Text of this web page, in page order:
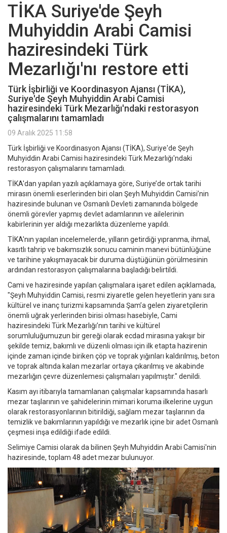
TİKA Suriye'de Şeyh
Muhyiddin Arabi Camisi
haziresindeki Türk
Mezarlığı'nı restore etti
Türk İşbirliği ve Koordinasyon Ajansı (TİKA),
Suriye'de Şeyh Muhyiddin Arabi Camisi
haziresindeki Türk Mezarlığı'ndaki restorasyon
çalışmalarını tamamladı
09 Aralık 2025 11:58
Türk İşbirliği ve Koordinasyon Ajansı (TİKA), Suriye'de Şeyh
Muhyiddin Arabi Camisi haziresindeki Türk Mezarlığı'ndaki
restorasyon çalışmalarını tamamladı.
TİKA'dan yapılan yazılı açıklamaya göre, Suriye’de ortak tarihi
mirasın önemli eserlerinden biri olan Şeyh Muhyiddin Camisi’nin
haziresinde bulunan ve Osmanlı Devleti zamanında bölgede
önemli görevler yapmış devlet adamlarının ve ailelerinin
kabirlerinin yer aldığı mezarlıkta düzenleme yapıldı.
TİKA'nın yapılan incelemelerde, yılların getirdiği yıpranma, ihmal,
kasıtlı tahrip ve bakımsızlık sonucu caminin manevi bütünlüğüne
ve tarihine yakışmayacak bir duruma düştüğünün görülmesinin
ardından restorasyon çalışmalarına başladığı belirtildi.
Cami ve haziresinde yapılan çalışmalara işaret edilen açıklamada,
"Şeyh Muhyiddin Camisi, resmi ziyaretle gelen heyetlerin yanı sıra
kültürel ve inanç turizmi kapsamında Şam’a gelen ziyaretçilerin
önemli uğrak yerlerinden birisi olması hasebiyle, Cami
haziresindeki Türk Mezarlığı’nın tarihi ve kültürel
sorumluluğumuzun bir gereği olarak ecdad mirasına yakışır bir
şekilde temiz, bakımlı ve düzenli olması için ilk etapta hazirenin
içinde zaman içinde biriken çöp ve toprak yığınları kaldırılmış, beton
ve toprak altında kalan mezarlar ortaya çıkarılmış ve akabinde
mezarlığın çevre düzenlemesi çalışmaları yapılmıştır." denildi.
Kasım ayı itibarıyla tamamlanan çalışmalar kapsamında hasarlı
mezar taşlarının ve şahidelerinin mimari koruma ilkelerine uygun
olarak restorasyonlarının bitirildiği, sağlam mezar taşlarının da
temizlik ve bakımlarının yapıldığı ve mezarlık içine bir adet Osmanlı
çeşmesi inşa edildiği ifade edildi.
Selimiye Camisi olarak da bilinen Şeyh Muhyiddin Arabi Camisi'nin
haziresinde, toplam 48 adet mezar bulunuyor.